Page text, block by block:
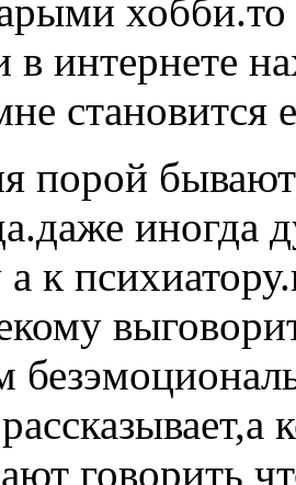
интернете
становится
порой
иногда
к
говорить